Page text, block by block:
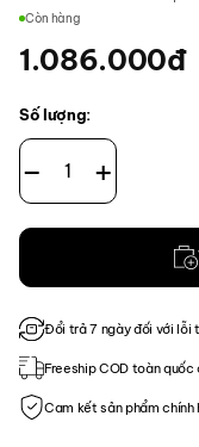
Còn hàng
1.086.000đ
Số lượng:
|M.A.M.U| Penguin
Đổi trả 7 ngày đối với lỗi
Freeship COD toàn
Cam kết sản phẩm chính